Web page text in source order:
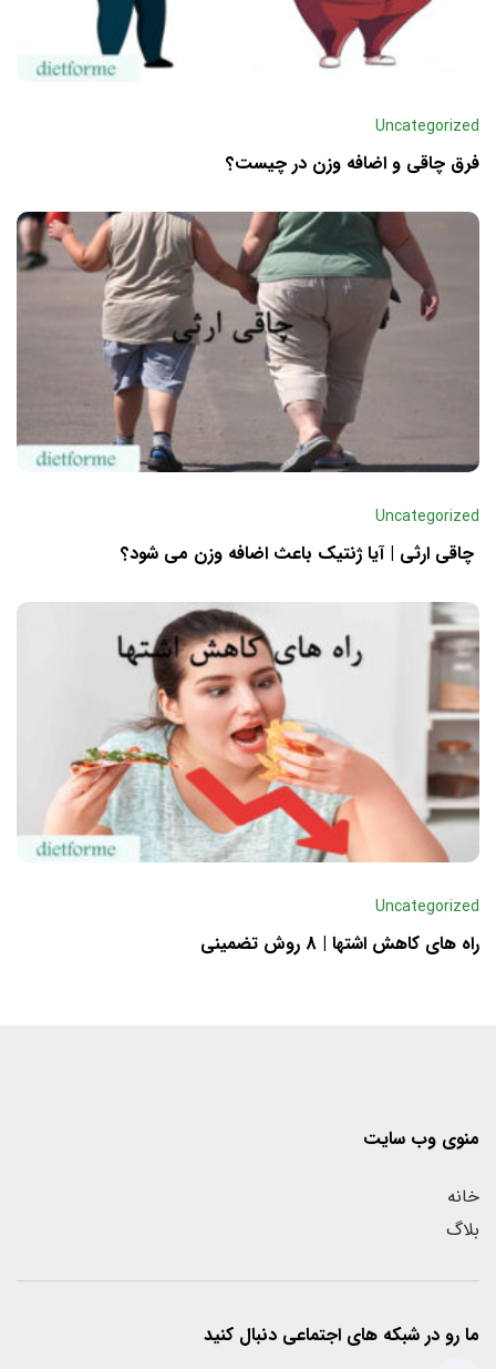
Uncategorized
فرق چاقی و اضافه وزن در چیست؟
Uncategorized
چاقی ارثی | آیا ژنتیک باعث اضافه وزن می شود؟
Uncategorized
راه های کاهش اشتها | 8 روش تضمینی
منوی وب سایت
خانه
بلاگ
ما رو در شبکه های اجتماعی دنبال کنید